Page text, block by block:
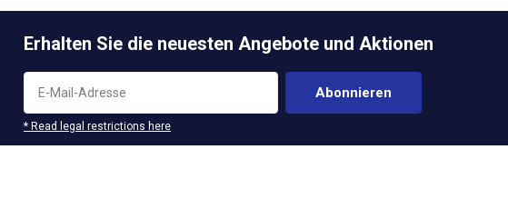
Erhalten Sie die neuesten Angebote und Aktionen
Abonnieren
* Read legal restrictions here